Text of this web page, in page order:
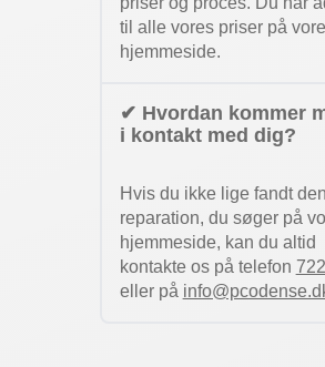
til alle vores priser på
hjemmeside.
✔ Hvordan kommer
i kontakt med dig?
Hvis du ikke lige fandt
reparation, du søger på
hjemmeside, kan du altid
kontakte os på telefon
eller på